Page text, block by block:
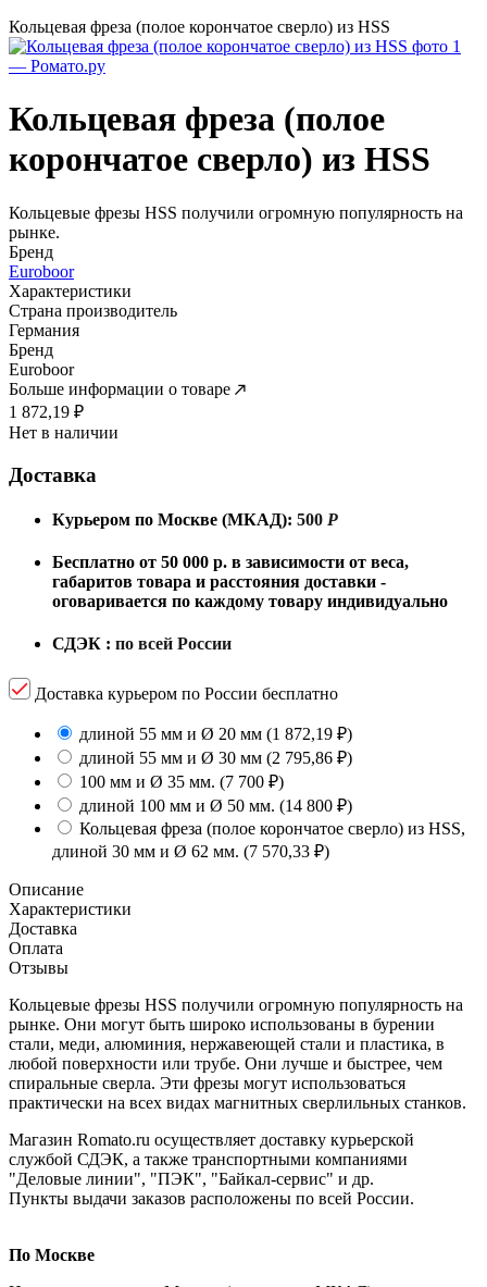
Кольцевая фреза (полое корончатое сверло) из HSS
Кольцевая фреза (полое
корончатое сверло) из HSS
​Кольцевые фрезы HSS получили огромную популярность на
рынке.
Бренд
Euroboor
Характеристики
Страна производитель
Германия
Бренд
Euroboor
Больше информации о товаре
1 872,19 ₽
Нет в наличии
Доставка
Курьером по Москве (МКАД): 500 Р
Бесплатно от 50 000 р. в зависимости от веса,
габаритов товара и расстояния доставки -
оговаривается по каждому товару индивидуально
СДЭК : по всей России
Доставка курьером по России бесплатно
длиной 55 мм и Ø 20 мм (1 872,19 ₽)
длиной 55 мм и Ø 30 мм (2 795,86 ₽)
100 мм и Ø 35 мм. (7 700 ₽)
длиной 100 мм и Ø 50 мм. (14 800 ₽)
Кольцевая фреза (полое корончатое сверло) из HSS,
длиной 30 мм и Ø 62 мм. (7 570,33 ₽)
Описание
Характеристики
Доставка
Оплата
Отзывы
Кольцевые фрезы HSS получили огромную популярность на
рынке. Они могут быть широко использованы в бурении
стали, меди, алюминия, нержавеющей стали и пластика, в
любой поверхности или трубе. Они лучше и быстрее, чем
спиральные сверла. Эти фрезы могут использоваться
практически на всех видах магнитных сверлильных станков.
Магазин Romato.ru осуществляет доставку курьерской
службой СДЭК, а также транспортными компаниями
"Деловые линии", "ПЭК", "Байкал-сервис" и др.
Пункты выдачи заказов расположены по всей России.
По Москве